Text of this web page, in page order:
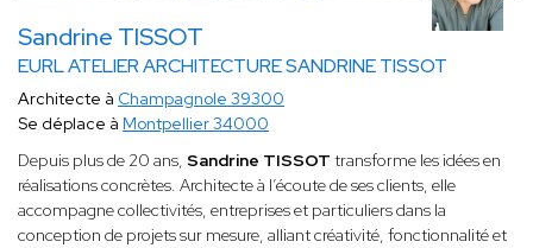
Sandrine TISSOT
EURL ATELIER ARCHITECTURE SANDRINE TISSOT
Architecte à Champagnole 39300
Se déplace à Montpellier 34000
Depuis plus de 20 ans, Sandrine TISSOT transforme les idées en
réalisations concrètes. Architecte à l’écoute de ses clients, elle
accompagne collectivités, entreprises et particuliers dans la
conception de projets sur mesure, alliant créativité, fonctionnalité et